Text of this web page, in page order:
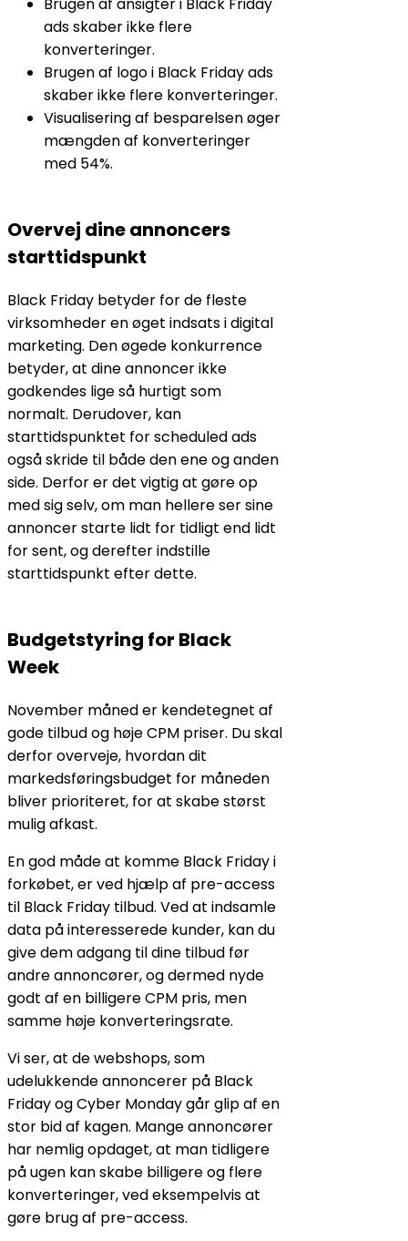
ads skaber ikke flere
konverteringer.
Brugen af logo i Black Friday ads
skaber ikke flere konverteringer.
Visualisering af besparelsen øger
mængden af konverteringer
med 54%.
Overvej dine annoncers
starttidspunkt
Black Friday betyder for de fleste
virksomheder en øget indsats i digital
marketing. Den øgede konkurrence
betyder, at dine annoncer ikke
godkendes lige så hurtigt som
normalt. Derudover, kan
starttidspunktet for scheduled ads
også skride til både den ene og anden
side. Derfor er det vigtig at gøre op
med sig selv, om man hellere ser sine
annoncer starte lidt for tidligt end lidt
for sent, og derefter indstille
starttidspunkt efter dette.
Budgetstyring for Black
Week
November måned er kendetegnet af
gode tilbud og høje CPM priser. Du skal
derfor overveje, hvordan dit
markedsføringsbudget for måneden
bliver prioriteret, for at skabe størst
mulig afkast.
En god måde at komme Black Friday i
forkøbet, er ved hjælp af pre-access
til Black Friday tilbud. Ved at indsamle
data på interesserede kunder, kan du
give dem adgang til dine tilbud før
andre annoncører, og dermed nyde
godt af en billigere CPM pris, men
samme høje konverteringsrate.
Vi ser, at de webshops, som
udelukkende annoncerer på Black
Friday og Cyber Monday går glip af en
stor bid af kagen. Mange annoncører
har nemlig opdaget, at man tidligere
på ugen kan skabe billigere og flere
konverteringer, ved eksempelvis at
gøre brug af pre-access.